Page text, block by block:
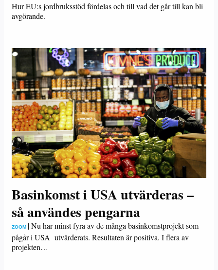
Hur EU:s jordbruksstöd fördelas och till vad det går till kan bli
avgörande.
Basinkomst i USA utvärderas –
så användes pengarna
ZOOM |Nu har minst fyra av de många basinkomstprojekt som
pågår i USA utvärderats. Resultaten är positiva. I flera av
projekten…